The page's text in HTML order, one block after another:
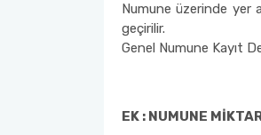
Numune üzerinde yer
geçirilir.
Genel Numune Kayıt
EK : NUMUNE